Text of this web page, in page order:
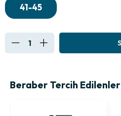
41-45
Beraber Tercih Edilenler